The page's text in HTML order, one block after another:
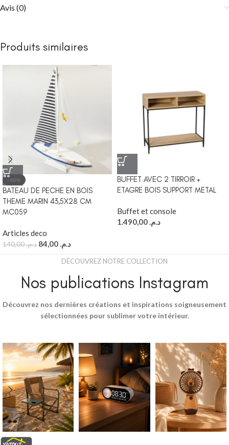
Avis (0)
Produits similaires
-40%
BATEAU DE PECHE EN BOIS
THEME MARIN 43,5X28 CM
MC059
Articles deco
د.م.140,00 د.م.
BUFFET AVEC 2 TIRROIR +
ETAGRE BOIS SUPPORT METAL
Buffet et console
د.م.
DÉCOUVREZ NOTRE COLLECTION
Nos publications Instagram
Découvrez nos dernières créations et inspirations soigneusement
sélectionnées pour sublimer votre intérieur.